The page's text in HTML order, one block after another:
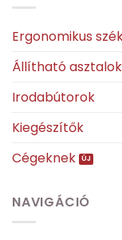
Ergonomikus
Állítható asztalok
Irodabútorok
Kiegészítők
Cégeknek
NAVIGÁCIÓ